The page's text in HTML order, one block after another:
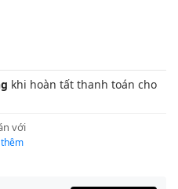
khi hoàn tất thanh toán cho
với